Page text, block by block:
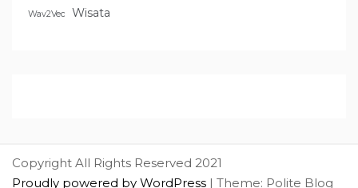
Wav2Vec Wisata
Copyright All Rights Reserved 2021
Proudly powered by WordPress | Theme: Polite Blog